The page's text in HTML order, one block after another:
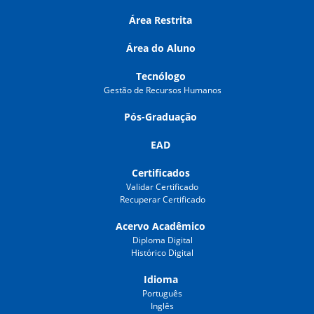
Área Restrita
Área do Aluno
Tecnólogo
Gestão de Recursos Humanos
Pós-Graduação
EAD
Certificados
Validar Certificado
Recuperar Certificado
Acervo Acadêmico
Diploma Digital
Histórico Digital
Idioma
Português
Inglês